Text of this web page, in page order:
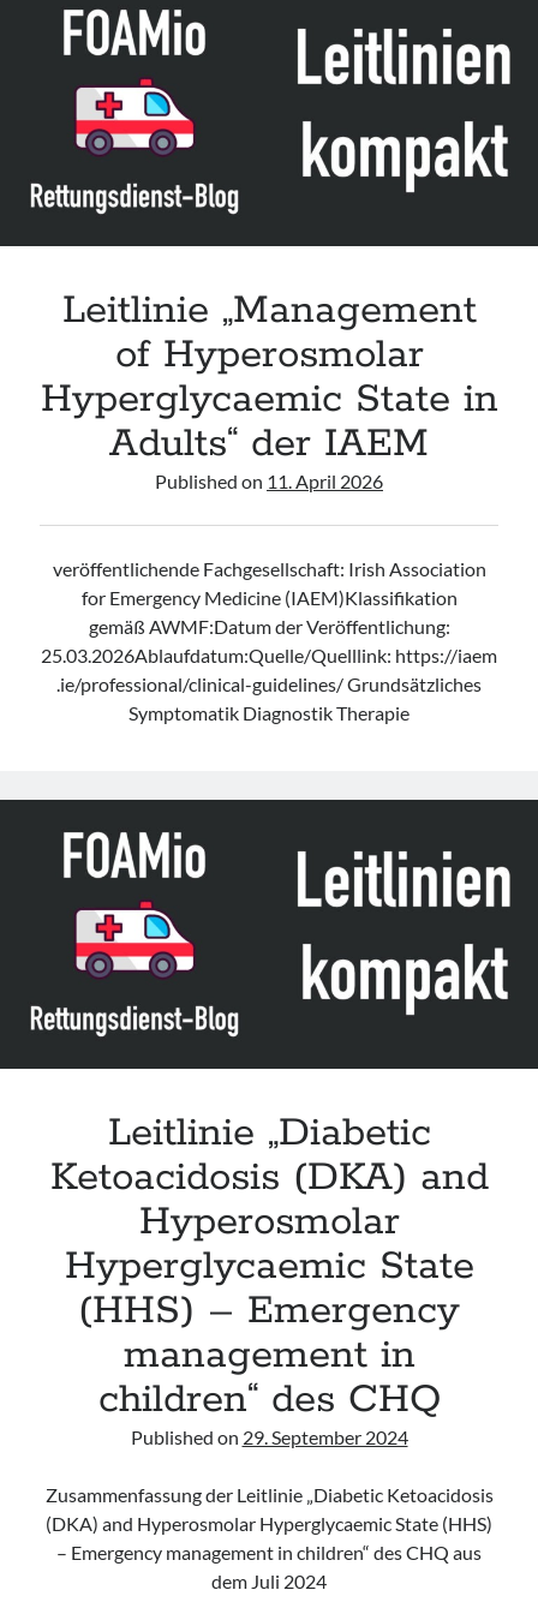
Leitlinie „Bauchschmerz bei Kindern und Jugendlichen – Bildgebende
Diagnostik“ der GPR
Leitlinie „Erbrechen im Kindes- und Jugendalter – Bildgebende
Diagnostik“ der GPR
Leitlinie „Kopfschmerzen bei Kindern und Jugendlichen – Bildgebende
Diagnostik“ der GPR
Leitlinie „Management
of Hyperosmolar
Hyperglycaemic State in
Adults“ der IAEM
Published on 11. April 2026
veröffentlichende Fachgesellschaft: Irish Association
for Emergency Medicine (IAEM)Klassifikation
gemäß AWMF:Datum der Veröffentlichung:
25.03.2026Ablaufdatum:Quelle/Quelllink: https://iaem
.ie/professional/clinical-guidelines/ Grundsätzliches
Symptomatik Diagnostik Therapie
Leitlinie „Diabetic
Ketoacidosis (DKA) and
Hyperosmolar
Hyperglycaemic State
(HHS) – Emergency
management in
children“ des CHQ
Published on 29. September 2024
Zusammenfassung der Leitlinie „Diabetic Ketoacidosis
(DKA) and Hyperosmolar Hyperglycaemic State (HHS)
– Emergency management in children“ des CHQ aus
dem Juli 2024